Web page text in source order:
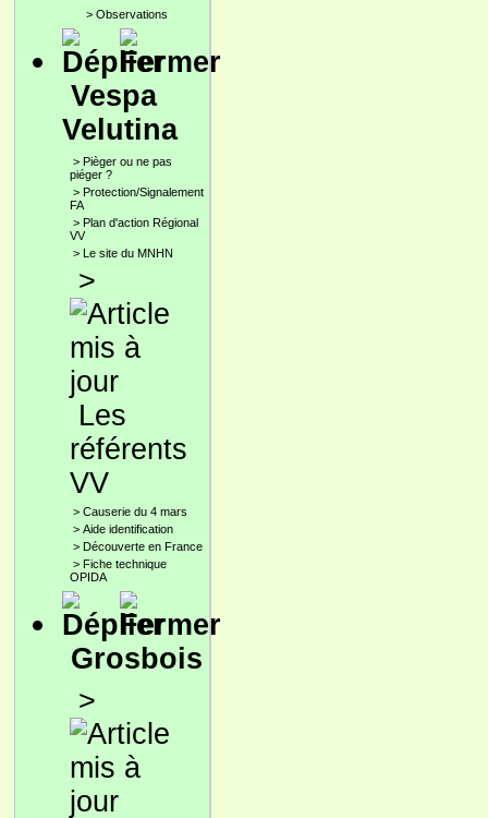
> Observations
Vespa
Velutina
> Pièger ou ne pas
piéger ?
> Protection/Signalement
FA
> Plan d'action Régional
VV
> Le site du MNHN
>
Les
référents
VV
> Causerie du 4 mars
> Aide identification
> Découverte en France
> Fiche technique
OPIDA
Grosbois
>